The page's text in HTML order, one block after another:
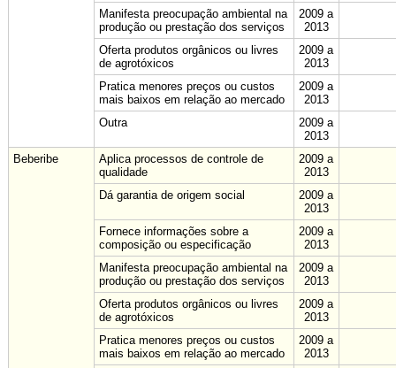
Manifesta preocupação ambiental na
produção ou prestação dos serviços
2009 a
2013
Oferta produtos orgânicos ou livres
de agrotóxicos
2009 a
2013
Pratica menores preços ou custos
mais baixos em relação ao mercado
2009 a
2013
Outra
2009 a
2013
Beberibe
Aplica processos de controle de
qualidade
2009 a
2013
Dá garantia de origem social
2009 a
2013
Fornece informações sobre a
composição ou especificação
2009 a
2013
Manifesta preocupação ambiental na
produção ou prestação dos serviços
2009 a
2013
Oferta produtos orgânicos ou livres
de agrotóxicos
2009 a
2013
Pratica menores preços ou custos
mais baixos em relação ao mercado
2009 a
2013